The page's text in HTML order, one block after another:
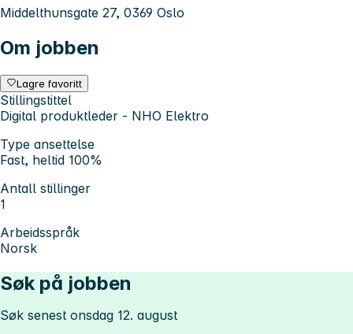
Middelthunsgate 27, 0369 Oslo
Om jobben
Lagre favoritt
Stillingstittel
Digital produktleder - NHO Elektro
Type ansettelse
Fast, heltid 100%
Antall stillinger
1
Arbeidsspråk
Norsk
Søk på jobben
Søk senest onsdag 12. august